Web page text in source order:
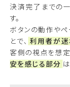
決済完了までの
す。
ボタンの動作や
とで、 利用者が
客側の視点を想定
安を感じる部分